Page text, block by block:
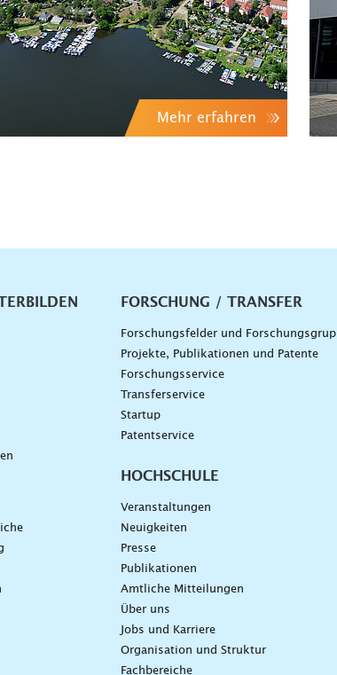
Mehr erfahren
FORSCHUNG / TRANSFER
Forschungsfelder und
Projekte, Publikationen und Patente
Forschungsservice
Transferservice
Startup
Patentservice
HOCHSCHULE
Veranstaltungen
Neuigkeiten
Presse
Publikationen
Amtliche Mitteilungen
Über uns
Jobs und Karriere
Organisation und Struktur
Fachbereiche